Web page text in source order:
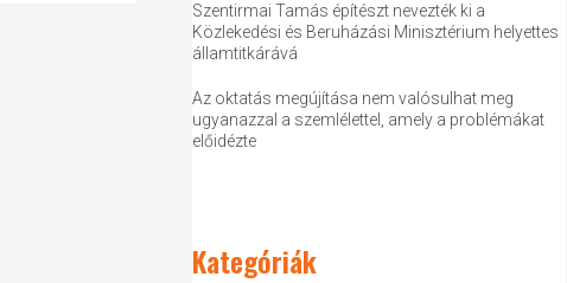
Szentirmai Tamás építészt nevezték ki a
Közlekedési és Beruházási Minisztérium helyettes
államtitkárává
Az oktatás megújítása nem valósulhat meg
ugyanazzal a szemlélettel, amely a problémákat
előidézte
Kategóriák